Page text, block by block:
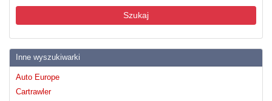
Szukaj
Inne wyszukiwarki
Auto Europe
Cartrawler